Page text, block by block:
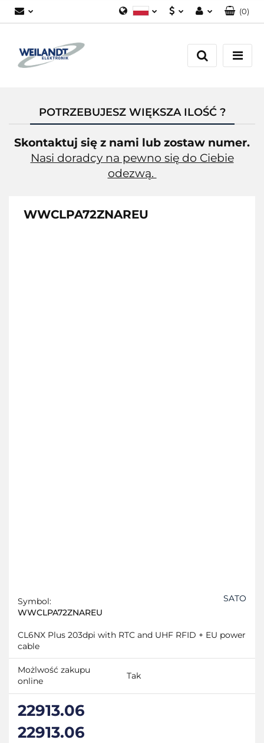
Załóż konto
(0)
POTRZEBUJESZ WIĘKSZA ILOŚĆ ?
Skontaktuj się z nami lub zostaw numer.
Nasi doradcy na pewno się do Ciebie
odezwą.
WWCLPA72ZNAREU
Symbol:
WWCLPA72ZNAREU
SATO
CL6NX Plus 203dpi with RTC and UHF RFID + EU power
cable
Możlwość zakupu
online
Tak
22913.06
22913.06